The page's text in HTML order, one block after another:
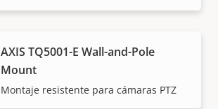
AXIS TQ5001-E Wall-and-Pole
Mount
Montaje resistente para cámaras PTZ